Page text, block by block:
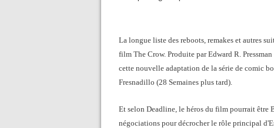
La longue liste des reboots, remakes et autres
film The Crow. Produite par Edward R.
cette nouvelle adaptation de la série de comic
Fresnadillo (28 Semaines plus tard).
Et selon Deadline, le héros du film pourrait être
négociations pour décrocher le rôle principal